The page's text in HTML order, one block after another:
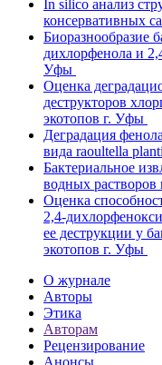
In silico анализ
консервативных
Биоразнообразие
дихлорфенола и
Уфы
Оценка
деструкторов
экотопов г. Уфы
Деградация
вида raoultella
Бактериальное
водных растворов
Оценка
2,4-
ее деструкции у
экотопов г. Уфы
О журнале
Авторы
Этика
Авторам
Рецензирование
Анонсы